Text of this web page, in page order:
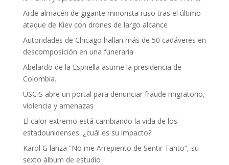
Arde almacén de gigante minorista ruso tras el último
ataque de Kiev con drones de largo alcance
Autoridades de Chicago hallan más de 50 cadáveres en
descomposición en una funeraria
Abelardo de la Espriella asume la presidencia de
Colombia.
USCIS abre un portal para denunciar fraude migratorio,
violencia y amenazas
El calor extremo está cambiando la vida de los
estadounidenses: ¿cuál es su impacto?
Karol G lanza “No me Arrepiento de Sentir Tanto”, su
sexto álbum de estudio